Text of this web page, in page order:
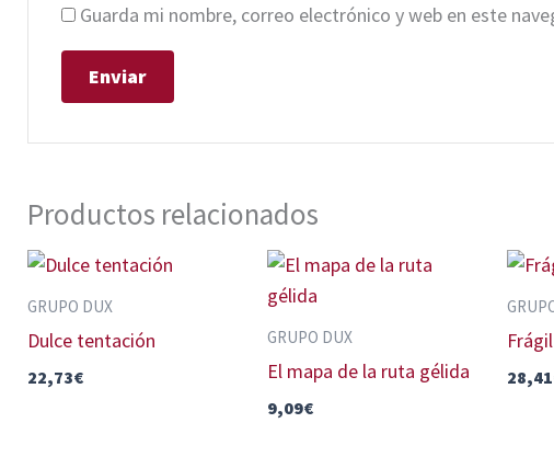
Guarda mi nombre, correo electrónico y web en este
Productos relacionados
GRUPO DUX
Dulce tentación
22,73€
GRUPO DUX
El mapa de la ruta gélida
9,09€
28,41